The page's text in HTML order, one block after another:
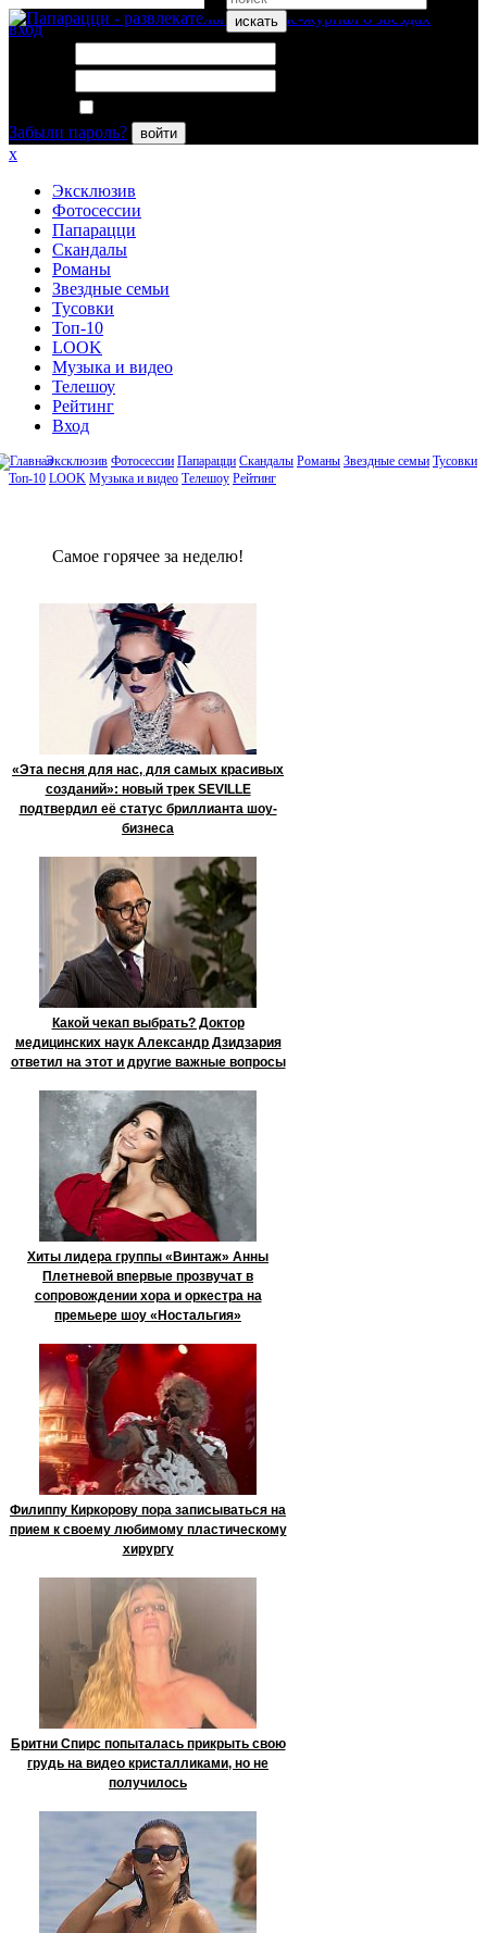
искать
вход
Забыли пароль?
войти
x
Эксклюзив
Фотосессии
Папарацци
Скандалы
Романы
Звездные семьи
Тусовки
Топ-10
LOOK
Музыка и видео
Телешоу
Рейтинг
Вход
Эксклюзив Фотосессии Папарацци Скандалы Романы Звездные семьи Тусовки
Топ-10 LOOK Музыка и видео Телешоу Рейтинг
Сaмое гoрячее за неделю!
«Эта песня для нас, для самых красивых
созданий»: новый трек SEVILLE
подтвердил её статус бриллианта шоу-
бизнеса
Какой чекап выбрать? Доктор
медицинских наук Александр Дзидзария
ответил на этот и другие важные вопросы
Хиты лидера группы «Винтаж» Анны
Плетневой впервые прозвучат в
сопровождении хора и оркестра на
премьере шоу «Ностальгия»
Филиппу Киркорову пора записываться на
прием к своему любимому пластическому
хирургу
Бритни Спирс попыталась прикрыть свою
грудь на видео кристалликами, но не
получилось